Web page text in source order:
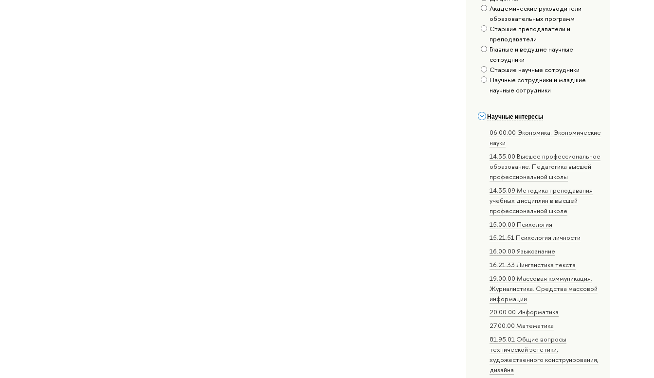
Академические руководители
образовательных программ
Старшие преподаватели и
преподаватели
Главные и ведущие научные
сотрудники
Старшие научные сотрудники
Научные сотрудники и младшие
научные сотрудники
Научные интересы
06.00.00 Экономика. Экономические
науки
14.35.00 Высшее профессиональное
образование. Педагогика высшей
профессиональной школы
14.35.09 Методика преподавания
учебных дисциплин в высшей
профессиональной школе
15.00.00 Психология
15.21.51 Психология личности
16.00.00 Языкознание
16.21.33 Лингвистика текста
19.00.00 Массовая коммуникация.
Журналистика. Средства массовой
информации
20.00.00 Информатика
27.00.00 Математика
81.95.01 Общие вопросы
технической эстетики,
художественного конструирования,
дизайна